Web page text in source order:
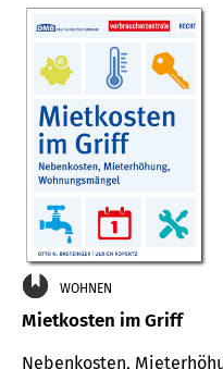
WOHNEN
Mietkosten im Griff
Nebenkosten,